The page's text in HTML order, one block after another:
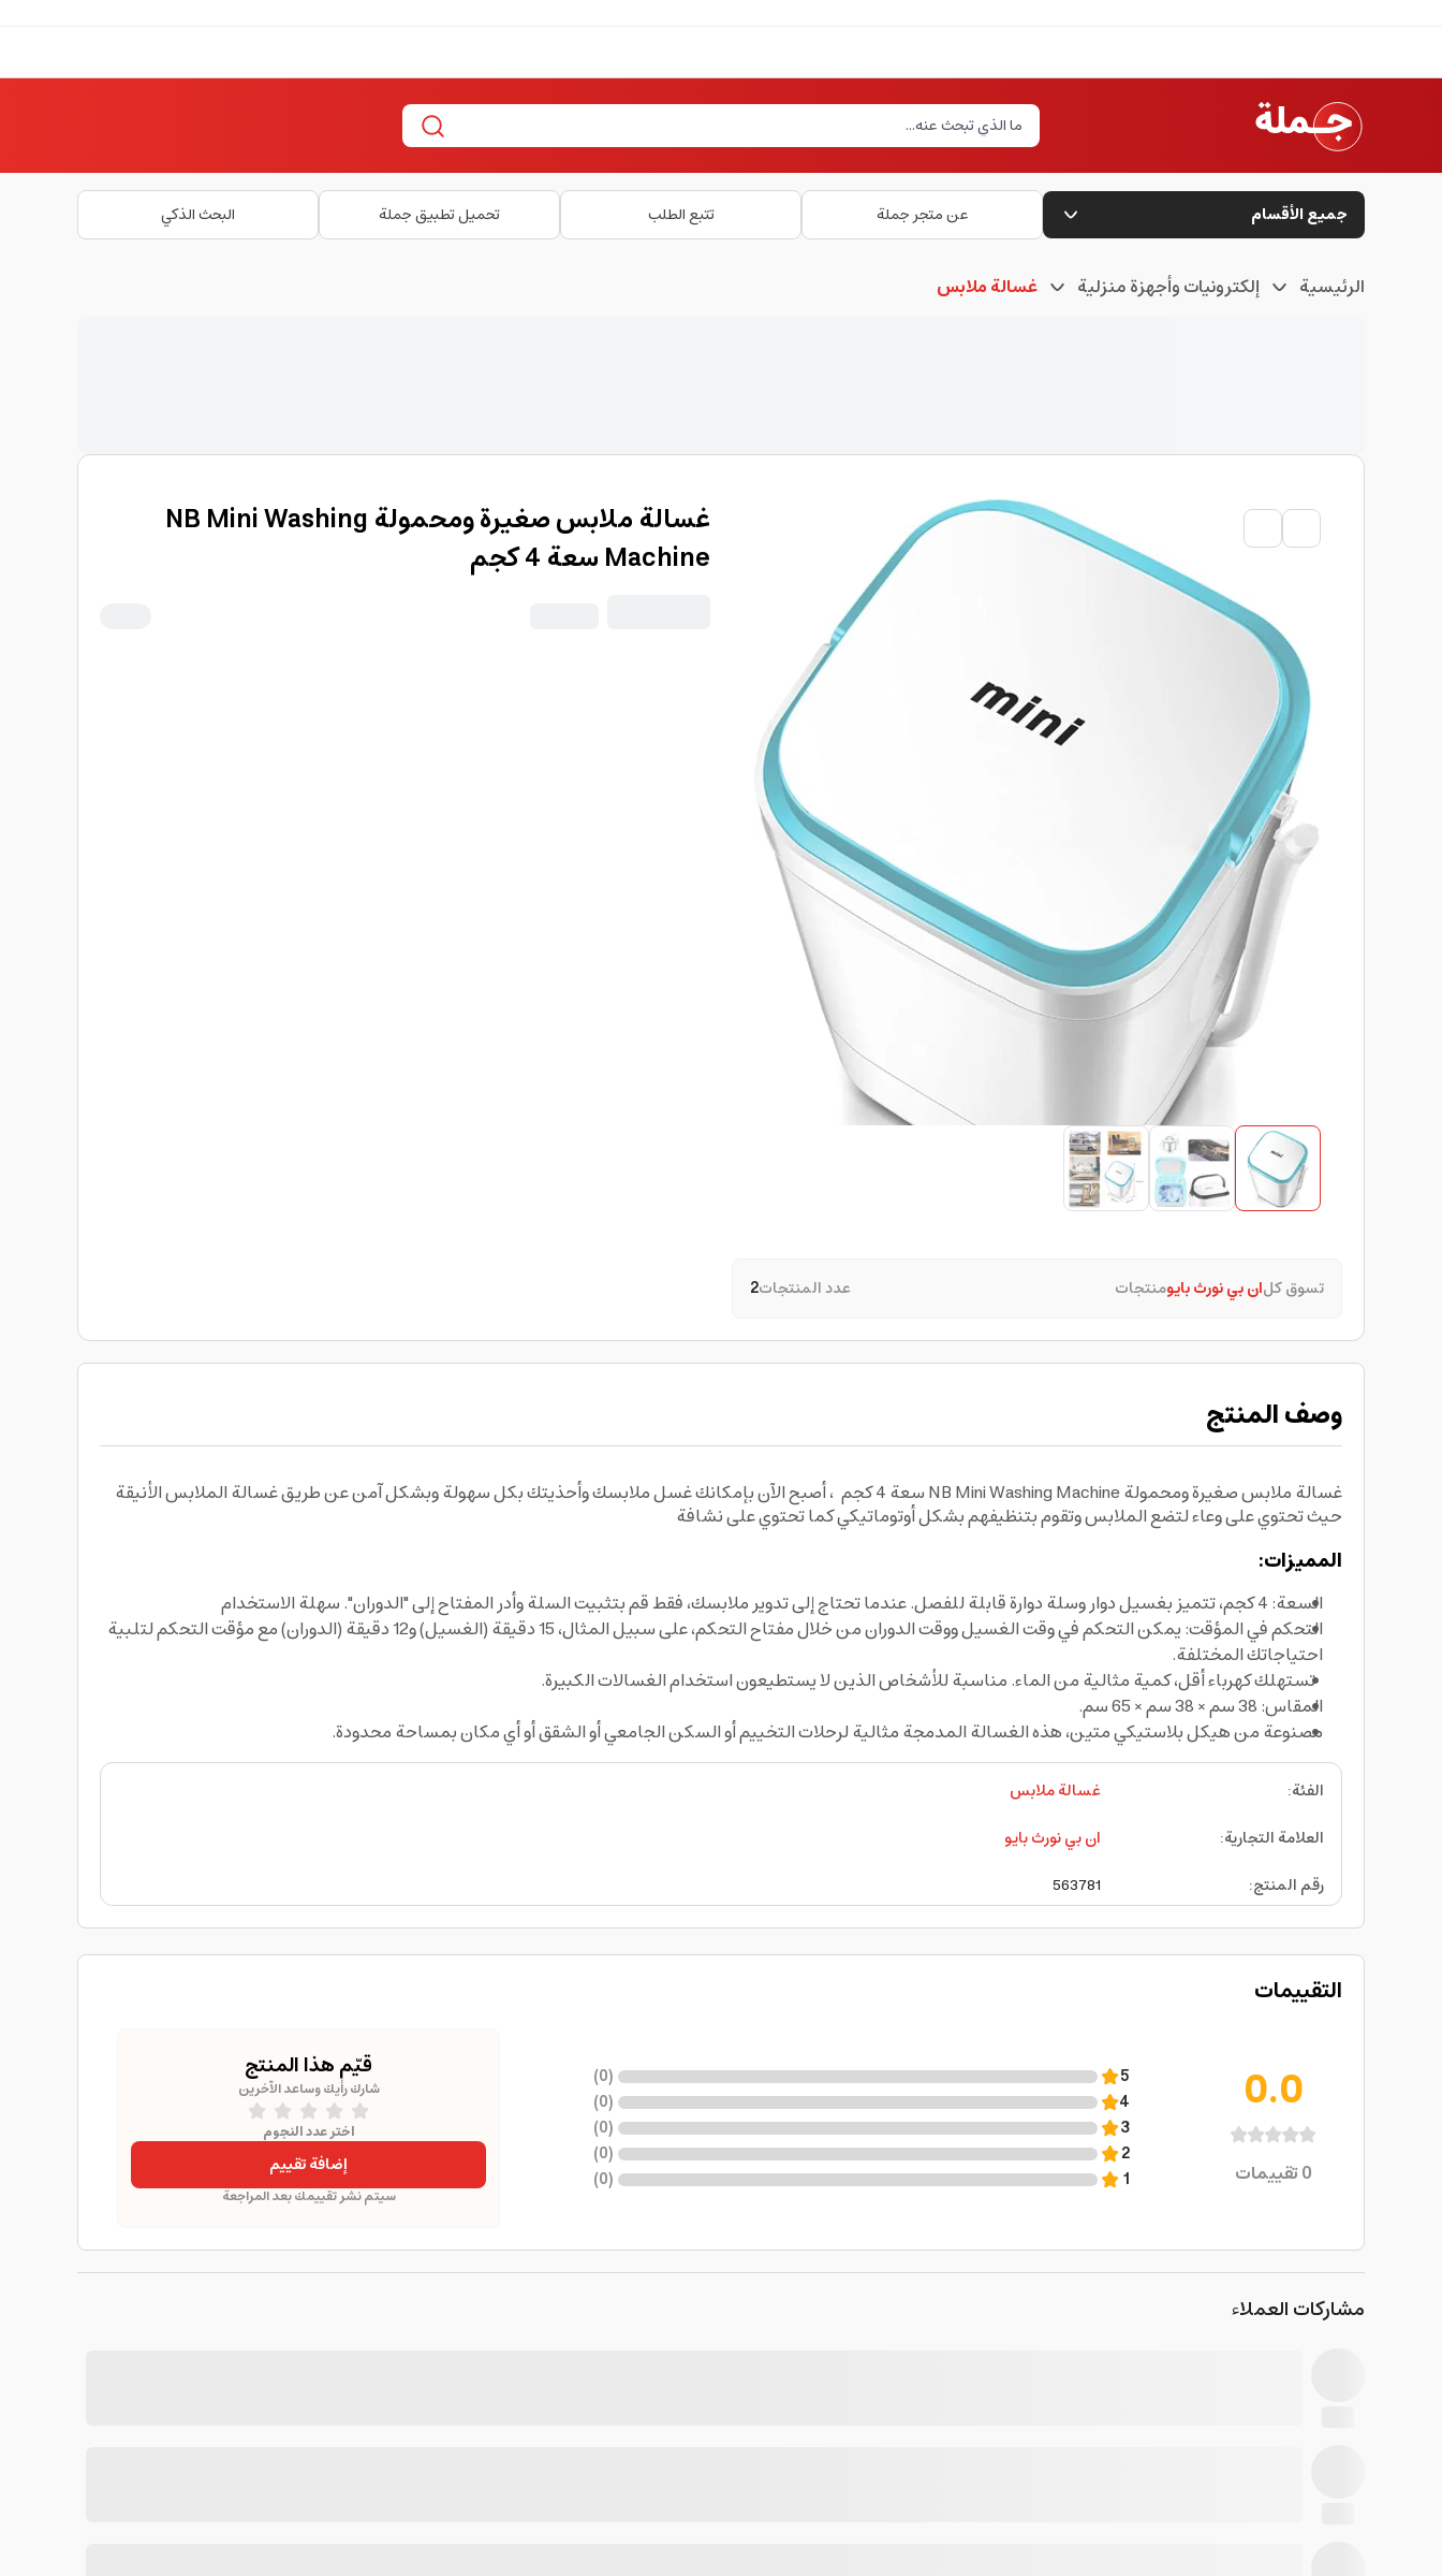
جميع الأقسام عن متجر جملة تتبع الطلب تحميل تطبيق جملة البحث الذكي
الرئيسية إلكترونيات وأجهزة منزلية غسالة ملابس
تسوق كلان بي نورث بايومنتجات عدد المنتجات2
غسالة ملابس صغيرة ومحمولة NB Mini Washing
Machine سعة 4 كجم
وصف المنتج
غسالة ملابس صغيرة ومحمولة NB Mini Washing Machine سعة 4 كجم ، أصبح الآن بإمكانك غسل ملابسك وأحذيتك بكل سهولة وبشكل آمن عن طريق غسالة الملابس الأنيقة
حيث تحتوي على وعاء لتضع الملابس وتقوم بتنظيفهم بشكل أوتوماتيكي كما تحتوي على نشافة
المميزات:
السعة: 4 كجم، تتميز بغسيل دوار وسلة دوارة قابلة للفصل. عندما تحتاج إلى تدوير ملابسك، فقط قم بتثبيت السلة وأدر المفتاح إلى "الدوران". سهلة الاستخدام
التحكم في المؤقت: يمكن التحكم في وقت الغسيل ووقت الدوران من خلال مفتاح التحكم، على سبيل المثال، 15 دقيقة (الغسيل) و12 دقيقة (الدوران) مع مؤقت التحكم لتلبية
احتياجاتك المختلفة.
تستهلك كهرباء أقل، كمية مثالية من الماء. مناسبة للأشخاص الذين لا يستطيعون استخدام الغسالات الكبيرة.
المقاس: 38 سم × 38 سم × 65 سم.
مصنوعة من هيكل بلاستيكي متين، هذه الغسالة المدمجة مثالية لرحلات التخييم أو السكن الجامعي أو الشقق أو أي مكان بمساحة محدودة.
الفئة:
غسالة ملابس
العلامة التجارية:
ان بي نورث بايو
رقم المنتج:
563781
التقييمات
0.0
0تقييمات
5
(
0
)
4
(
0
)
3
(
0
)
2
(
0
)
1
(
0
)
قيّم هذا المنتج
شارك رأيك وساعد الآخرين
اختر عدد النجوم
إضافة تقييم
سيتم نشر تقييمك بعد المراجعة
مشاركات العملاء